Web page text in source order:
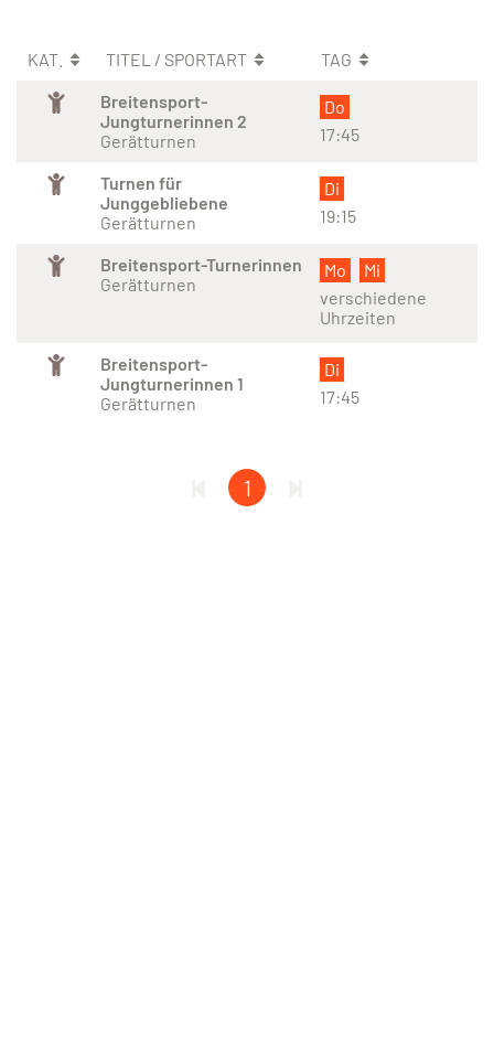
KAT. TITEL / SPORTART
TAG
Breitensport-
Jungturnerinnen 2
Gerätturnen
Do
17:45
Turnen für
Junggebliebene
Gerätturnen
Di
19:15
Breitensport-Turnerinnen
Gerätturnen
Mo
Mi
verschiedene
Uhrzeiten
Breitensport-
Jungturnerinnen 1
Gerätturnen
Di
17:45
1